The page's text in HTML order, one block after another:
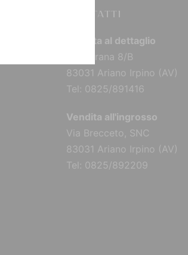
CONTATTI
Vendita al dettaglio
Via Torana 8/B
83031 Ariano Irpino (AV)
Tel: 0825/891416
Vendita all'ingrosso
Via Brecceto, SNC
83031 Ariano Irpino (AV)
Tel: 0825/892209